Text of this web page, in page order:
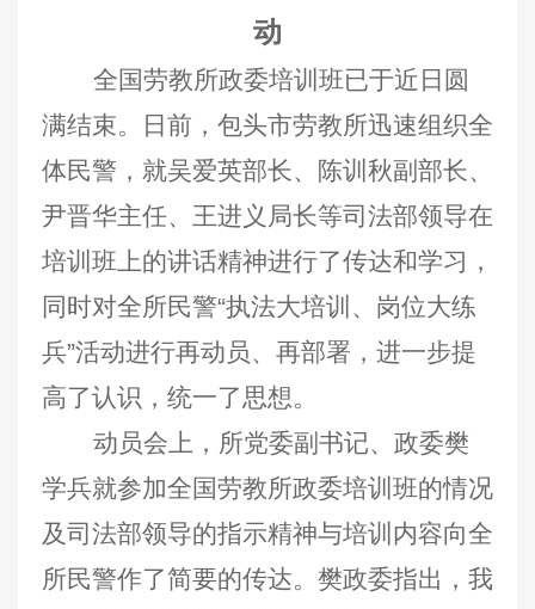
动
全国劳教所政委培训班已于近日圆
满结束。日前，包头市劳教所迅速组织全
体民警，就吴爱英部长、陈训秋副部长、
尹晋华主任、王进义局长等司法部领导在
培训班上的讲话精神进行了传达和学习，
同时对全所民警“执法大培训、岗位大练
兵”活动进行再动员、再部署，进一步提
高了认识，统一了思想。
动员会上，所党委副书记、政委樊
学兵就参加全国劳教所政委培训班的情况
及司法部领导的指示精神与培训内容向全
所民警作了简要的传达。樊政委指出，我